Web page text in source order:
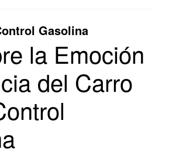
Gasolina
la Emoción
del Carro